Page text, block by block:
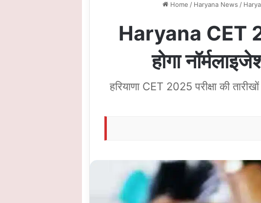
Home / Haryana News /
Haryana CET
होगा
हरियाणा CET 2025 परीक्षा की